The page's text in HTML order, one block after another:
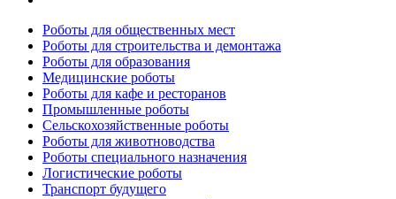
Роботы для общественных мест
Роботы для строительства и демонтажа
Роботы для образования
Медицинские роботы
Роботы для кафе и ресторанов
Промышленные роботы
Сельскохозяйственные роботы
Роботы для животноводства
Роботы специального назначения
Логистические роботы
Транспорт будущего